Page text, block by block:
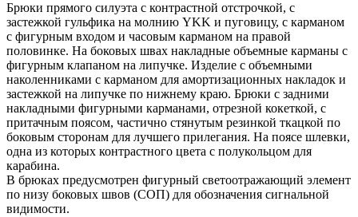
Брюки прямого силуэта с контрастной отстрочкой, с
застежкой гульфика на молнию YKK и пуговицу, с карманом
с фигурным входом и часовым карманом на правой
половинке. На боковых швах накладные объемные карманы с
фигурным клапаном на липучке. Изделие с объемными
наколенниками с карманом для амортизационных накладок и
застежкой на липучке по нижнему краю. Брюки с задними
накладными фигурными карманами, отрезной кокеткой, с
притачным поясом, частично стянутым резинкой ткацкой по
боковым сторонам для лучшего прилегания. На поясе шлевки,
одна из которых контрастного цвета с полукольцом для
карабина.
В брюках предусмотрен фигурный светоотражающий элемент
по низу боковых швов (СОП) для обозначения сигнальной
видимости.